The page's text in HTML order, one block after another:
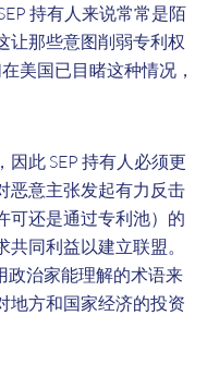
持有人来说常常是陌
让那些意图削弱专利权
美国已目睹这种情况，
此 SEP 持有人必须更
恶意主张发起有力反击
可还是通过专利池）的
同利益以建立联盟。
政治家能理解的术语来
地方和国家经济的投资